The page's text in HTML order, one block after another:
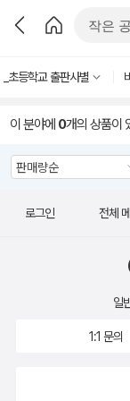
_초등학교 출판사별
이 분야에 0개의 상품이
로그인 전체
일
1:1 문의